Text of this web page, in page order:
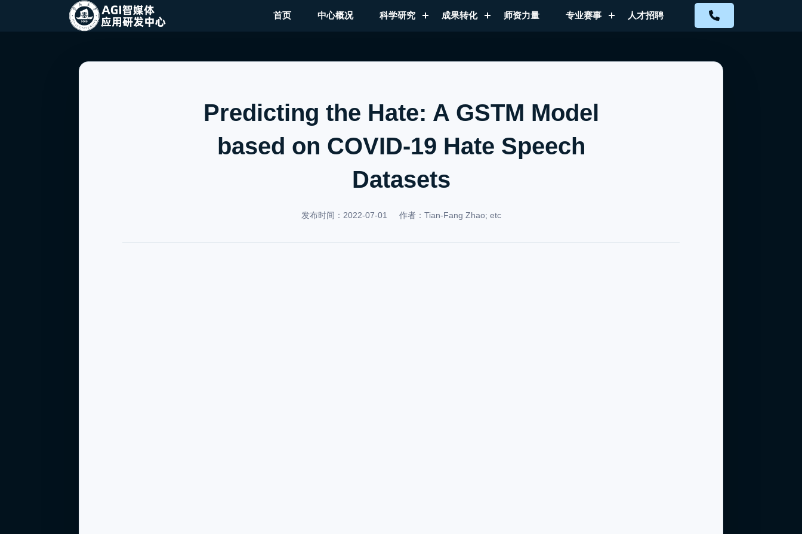
首页 中心概况 科学研究 成果转化 师资力量 专业赛事 人才招聘
Predicting the Hate: A GSTM Model
based on COVID-19 Hate Speech
Datasets
发布时间：2022-07-01 作者：Tian-Fang Zhao; etc